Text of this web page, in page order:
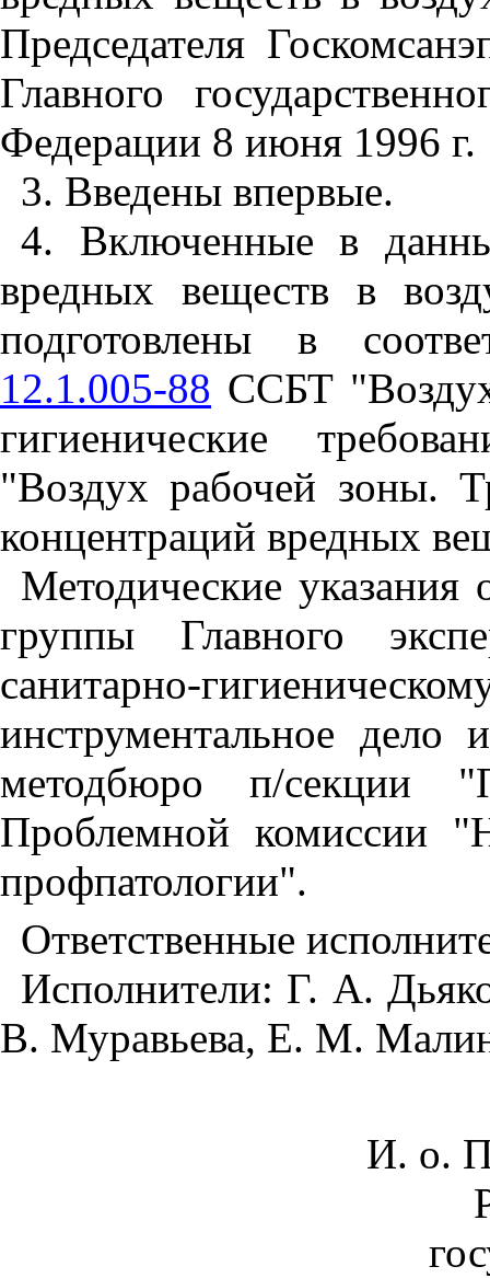
Председателя
Главного
Федерации 8 июня 1996 г.
3. Введены впервые.
4. Включенные в
вредных веществ в
подготовлены в
12.1.005-88 ССБТ
гигиенические
"Воздух рабочей зоны.
концентраций вредных
Методические указания
группы Главного
санитарно-
инструментальное дело
методбюро п/секции
Проблемной комиссии
профпатологии".
Ответственные
Исполнители: Г. А.
В. Муравьева, Е. М.
И. о.